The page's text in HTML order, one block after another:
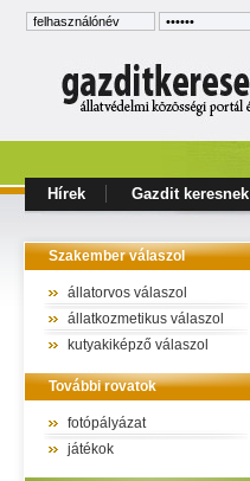
Hírek Gazdit keresnek
Szakember válaszol
állatorvos válaszol
állatkozmetikus válaszol
kutyakiképző válaszol
További rovatok
fotópályázat
játékok